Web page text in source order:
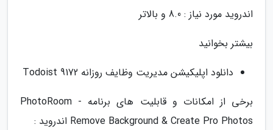
اندروید مورد نیاز : 8.0 و بالاتر
بیشتر بخوانید
دانلود اپلیکیشن مدیریت وظایف روزانه Todoist 9172
برخی از امکانات و قابلیت های برنامه PhotoRoom -
Remove Background & Create Pro Photos اندروید :